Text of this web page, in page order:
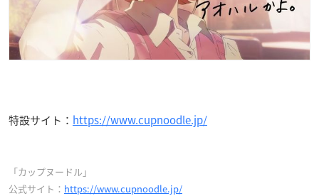
特設サイト： https://www.cupnoodle.jp/
「カップヌードル」
公式サイト： https://www.cupnoodle.jp/